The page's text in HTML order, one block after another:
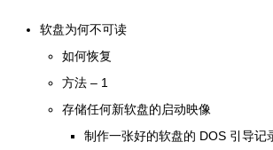
软盘为何不可读
如何恢复
方法 – 1
存储任何新软盘的启动映像
制作一张好的软盘的 DOS 引导记